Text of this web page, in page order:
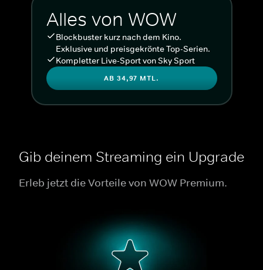
Alles von WOW
Blockbuster kurz nach dem Kino.
Exklusive und preisgekrönte Top-Serien.
Kompletter Live-Sport von Sky Sport
AB 34,97 MTL.
Gib deinem Streaming ein Upgrade
Erleb jetzt die Vorteile von WOW Premium.